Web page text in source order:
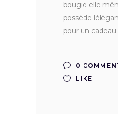
bougie elle
possède
pour un cadeau
0
LIKE